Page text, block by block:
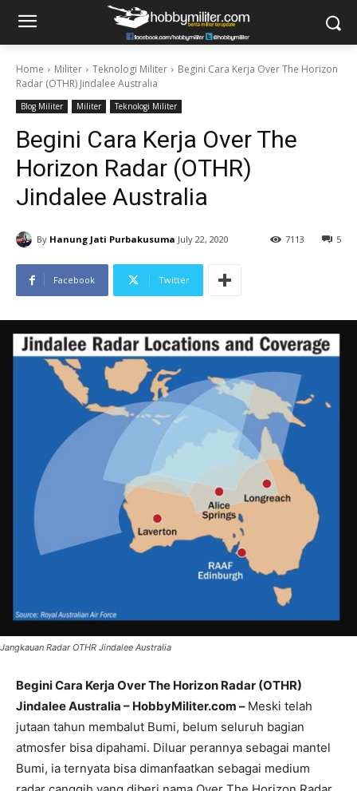
Home Militer Teknologi Militer
Begini Cara Kerja Over The Horizon
Radar (OTHR) Jindalee Australia
Blog Militer Militer Teknologi Militer
Begini Cara Kerja Over The
Horizon Radar (OTHR)
Jindalee Australia
By Hanung Jati Purbakusuma July 22, 2020 5
7113
Facebook Twitter
Jangkauan Radar OTHR Jindalee Australia
Begini Cara Kerja Over The Horizon Radar (OTHR)
Jindalee Australia – HobbyMiliter.com – Meski telah
jutaan tahun membalut Bumi, belum seluruh bagian
atmosfer bisa dipahami. Diluar perannya sebagai mantel
Bumi, ia ternyata bisa dimanfaatkan sebagai medium